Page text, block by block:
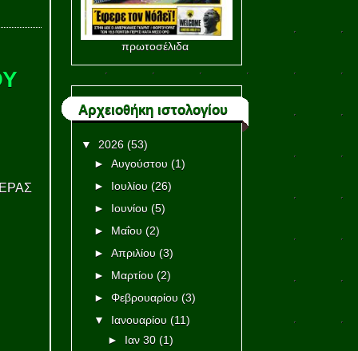
πρωτοσέλιδα
Αρχειοθήκη ιστολογίου
▼ 2026 (53)
►Αυγούστου (1)
► Ιουλίου (26)
► Ιουνίου (5)
► Μαΐου (2)
►Απριλίου (3)
► Μαρτίου (2)
►Φεβρουαρίου (3)
▼
Ιανουαρίου (11)
► Ιαν 30 (1)